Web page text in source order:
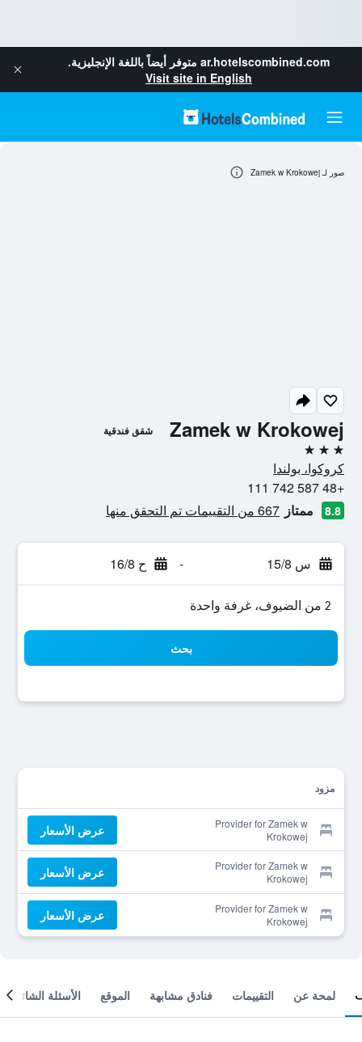
ar.hotelscombined.com متوفر أيضاً باللغة الإنجليزية.
Visit site in English
Zamek w Krokowej شقق فندقية
3 نجوم
كروكوا، بولندا
+48 587 742 111
8.8 ممتاز 667 من التقييمات تم التحقق منها
س 15/8 - ح 16/8
2 من الضيوف، غرفة واحدة
بحث
مزود
Provider for Zamek w
Krokowej
عرض الأسعار
Provider for Zamek w
Krokowej
عرض الأسعار
Provider for Zamek w
Krokowej
عرض الأسعار
صور لـ Zamek w Krokowej
لمحة عن التقييمات فنادق مشابهة الموقع الأسئلة الشائعة